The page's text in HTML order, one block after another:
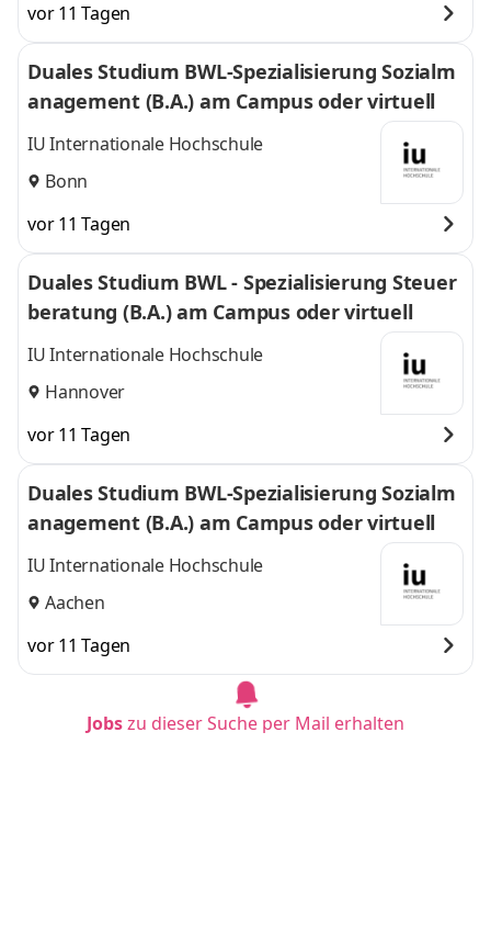
vor 11 Tagen
Duales Studium BWL-Spezialisierung Sozialm
anagement (B.A.) am Campus oder virtuell
IU Internationale Hochschule
Bonn
vor 11 Tagen
Duales Studium BWL - Spezialisierung Steuer
beratung (B.A.) am Campus oder virtuell
IU Internationale Hochschule
Hannover
vor 11 Tagen
Duales Studium BWL-Spezialisierung Sozialm
anagement (B.A.) am Campus oder virtuell
IU Internationale Hochschule
Aachen
vor 11 Tagen
Jobszu dieser Suche per Mail erhalten